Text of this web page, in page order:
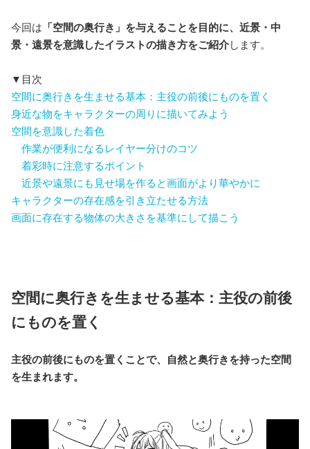
今回は 「空間の奥行き」を与えることを目的に、近景・中
景・遠景を意識したイラストの描き方をご紹介します。
▼目次
空間に奥行きを生ませる基本：主役の前後にものを置く
身近な物をキャラクターの周りに描いてみよう
空間を意識した着色
作業が便利になるレイヤー分けのコツ
着彩時に注意するポイント
近景や遠景にも見せ場を作ると画面がより華やかに
キャラクターの存在感を引き立たせる方法
画面に存在する物体の大きさを基準にして描こう
空間に奥行きを生ませる基本：主役の前後
にものを置く
主役の前後にものを置くことで、自然と奥行きを持った空間
を生まれます。